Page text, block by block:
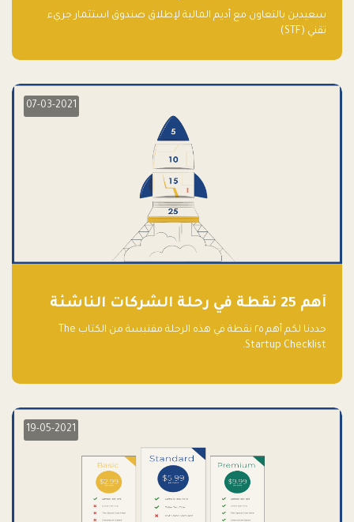
جريء تقني (STF) - مشغل من قبل فـلك
سعيدين بالتعاون مع أديم المالية لإطلاق صندوق استثمار جريء
تقني (STF)
07-03-2021
أهم 25 نقطة في رحلة الشركات الناشئة
حددنا لكم أهم ٢٥ نقطة في هذه الرحلة مقتبسة من الكتاب The
Startup Checklist.
19-05-2021